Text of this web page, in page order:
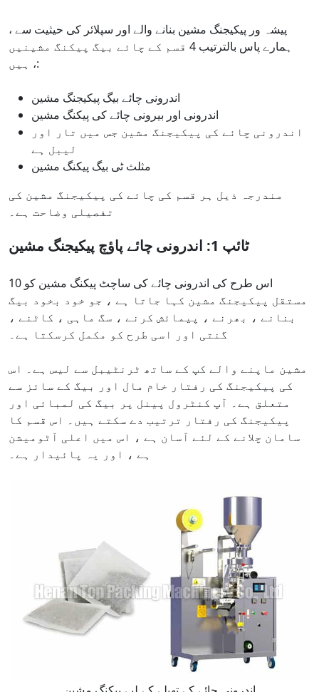
پیشہ ور پیکیجنگ مشین بنانے والے اور سپلائر کی حیثیت سے ،
ہمارے پاس بالترتیب 4 قسم کے چائے بیگ پیکنگ مشینیں
ہیں ،:
اندرونی چائے بیگ پیکیجنگ مشین
اندرونی اور بیرونی چائے کی پیکنگ مشین
اندرونی چائے کی پیکیجنگ مشین جس میں تار اور
لیبل ہے
مثلث ٹی بیگ پیکنگ مشین
مندرجہ ذیل ہر قسم کی چائے کی پیکیجنگ مشین کی
تفصیلی وضاحت ہے۔
ٹائپ 1: اندرونی چائے پاؤچ پیکیجنگ مشین
اس طرح کی اندرونی چائے کی ساچٹ پیکنگ مشین کو 10
مستقل پیکیجنگ مشین کہا جاتا ہے ، جو خود بخود بیگ
بنانے ، بھرنے ، پیمائش کرنے ، سگ ماہی ، کاٹنے ،
گنتی اور اسی طرح کو مکمل کرسکتا ہے۔
مشین ماپنے والے کپ کے ساتھ ٹرنٹیبل سے لیس ہے۔ اس
کی پیکیجنگ کی رفتار خام مال اور بیگ کے سائز سے
متعلق ہے۔ آپ کنٹرول پینل پر بیگ کی لمبائی اور
پیکیجنگ کی رفتار ترتیب دے سکتے ہیں۔ اس قسم کا
سامان چلانے کے لئے آسان ہے ، اس میں اعلی آٹومیشن
ہے ، اور یہ پائیدار ہے۔